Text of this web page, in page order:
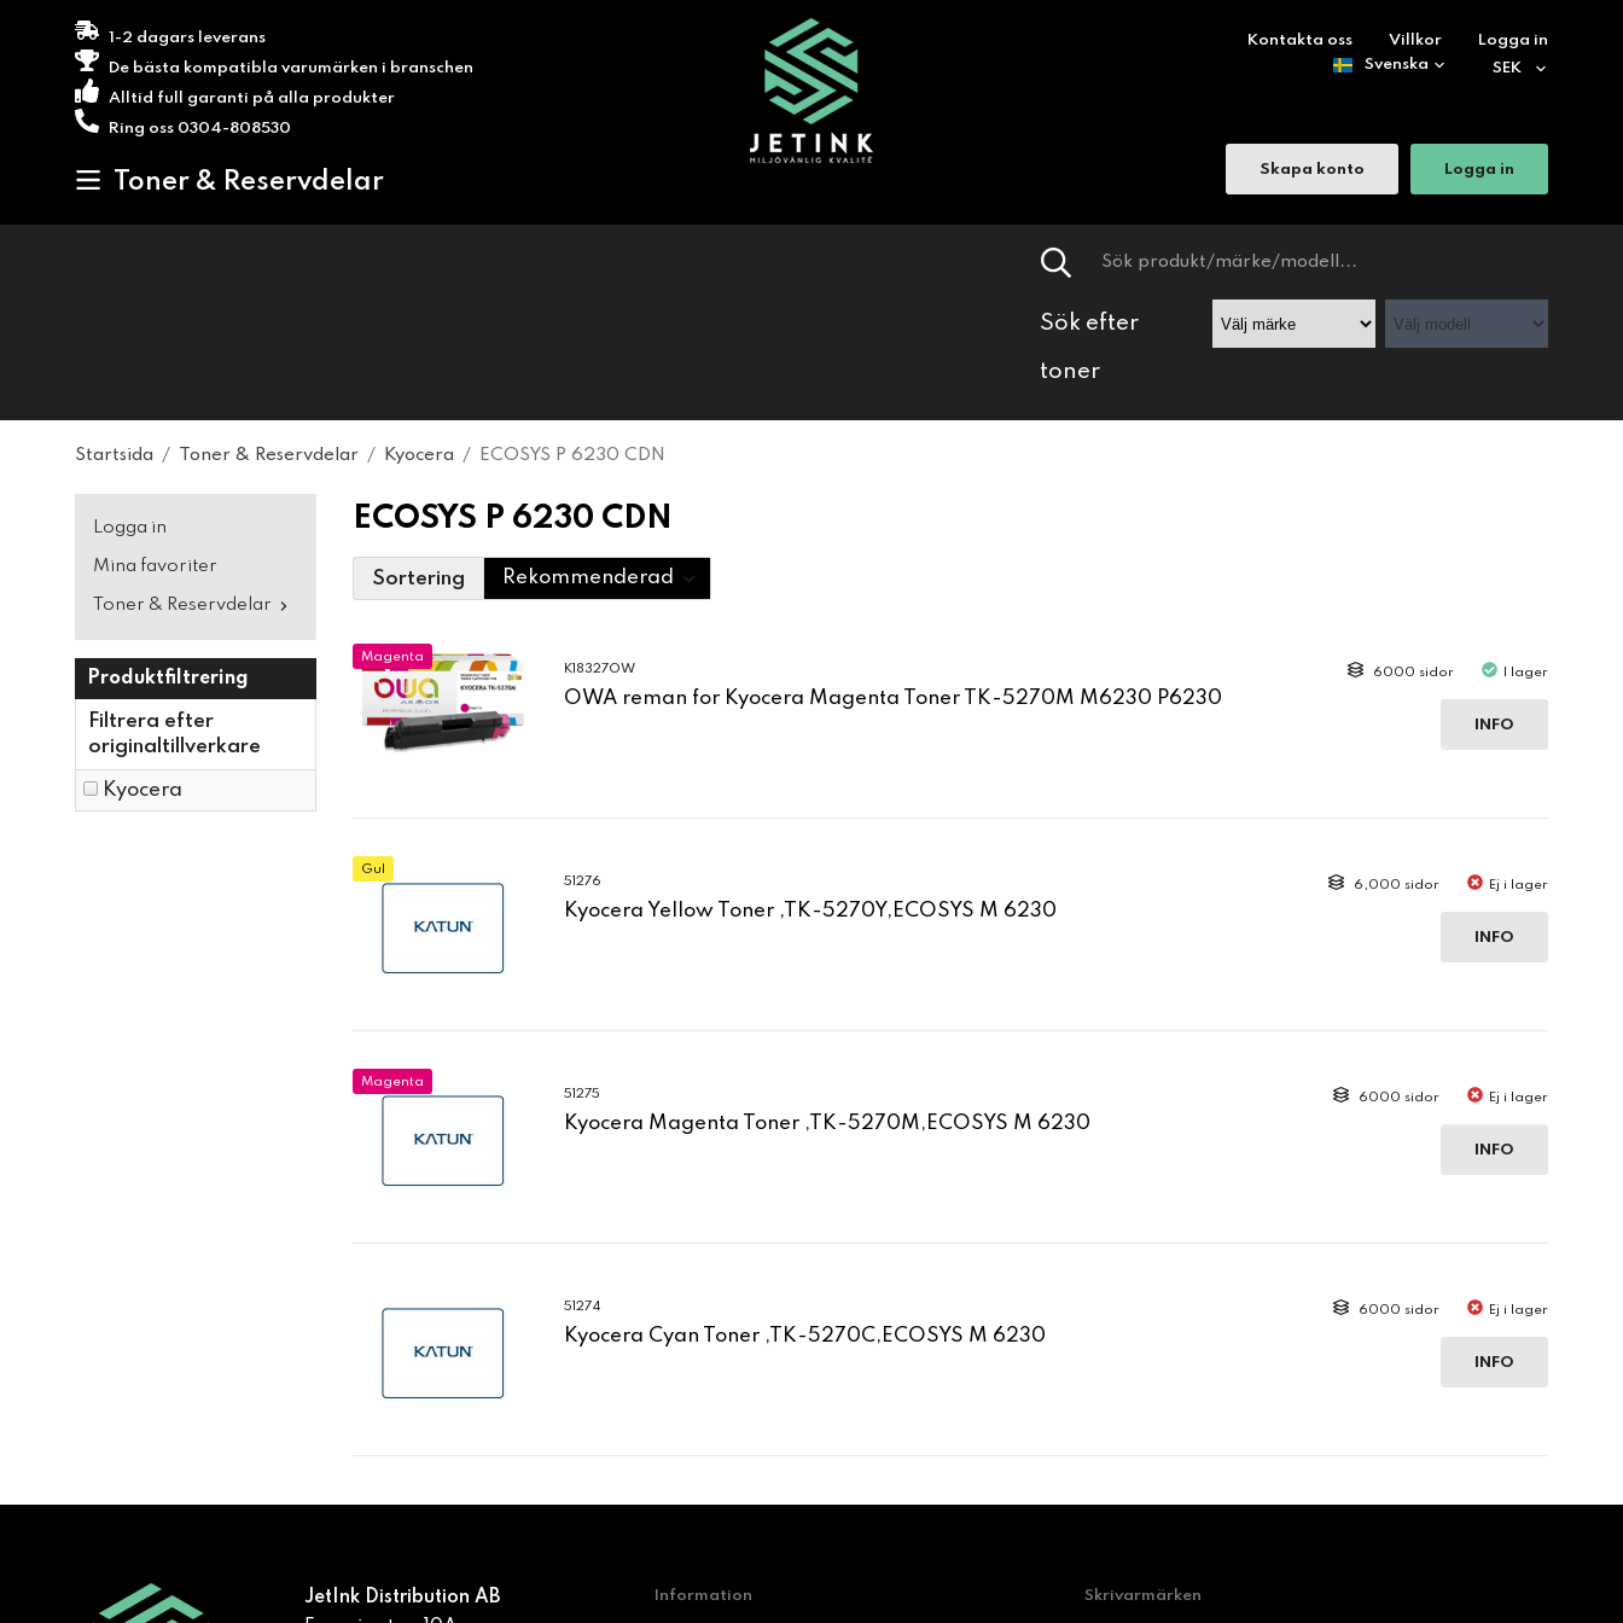
1-2 dagars leverans
De bästa kompatibla varumärken i branschen
Alltid full garanti på alla produkter
Ring oss 0304-808530
Toner & Reservdelar
Kontakta oss Villkor Logga in
Skapa konto Logga in
Sök efter
toner
Startsida / Toner & Reservdelar / Kyocera / ECOSYS P 6230 CDN
Logga in
Mina favoriter
Toner & Reservdelar
Produktfiltrering
Filtrera efter
originaltillverkare
Kyocera
ECOSYS P 6230 CDN
Sortering
Magenta
K18327OW
OWA reman for Kyocera Magenta Toner TK-5270M M6230 P6230
6000 sidor I lager
INFO
Gul
51276
Kyocera Yellow Toner ,TK-5270Y,ECOSYS M 6230
6,000 sidor Ej i lager
INFO
Magenta
51275
Kyocera Magenta Toner ,TK-5270M,ECOSYS M 6230
6000 sidor Ej i lager
INFO
51274
Kyocera Cyan Toner ,TK-5270C,ECOSYS M 6230
6000 sidor Ej i lager
INFO
JetInk Distribution AB
Information Skrivarmärken